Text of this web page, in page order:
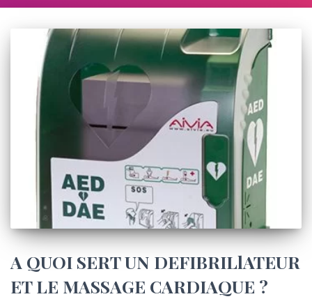
A QUOI SERT UN DEFIBRILlATEUR
ET LE MASSAGE CARDIAQUE ?